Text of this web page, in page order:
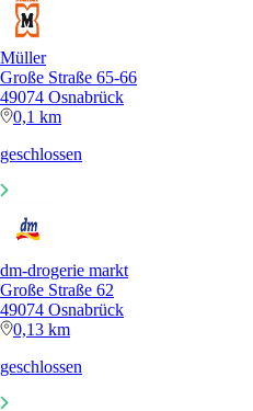
Müller
Große Straße 65-66
49074 Osnabrück
0,1 km
geschlossen
dm-drogerie markt
Große Straße 62
49074 Osnabrück
0,13 km
geschlossen